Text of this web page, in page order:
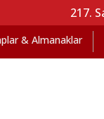
217.
& Almanaklar